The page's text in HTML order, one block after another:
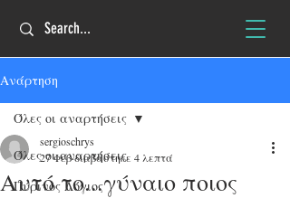
Ανάρτηση
Όλες οι αναρτήσεις
Πύρινος Λόγιος
Όλες οι αναρτήσεις
Αυτό το...γύναιο ποιος
sergioschrys
27 Φεβδιαβάστηκε 4 λεπτά